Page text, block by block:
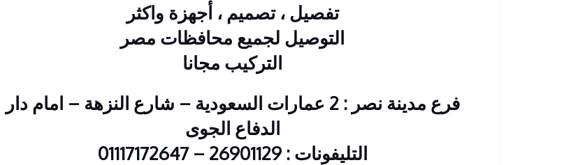
تفصيل ، تصميم ، أجهزة واكثر
التوصيل لجميع محافظات مصر
التركيب مجانا
فرع مدينة نصر : 2 عمارات السعودية – شارع النزهة – امام دار
الدفاع الجوى
التليفونات : 26901129 – 01117172647